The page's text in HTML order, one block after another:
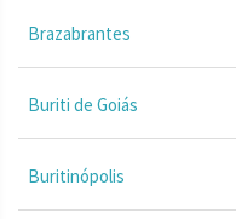
Brazabrantes
Buriti de Goiás
Buritinópolis